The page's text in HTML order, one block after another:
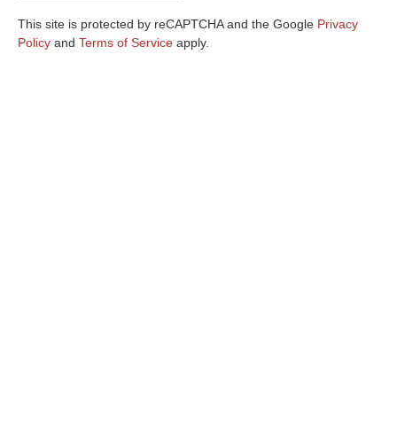
This site is protected by reCAPTCHA and the Google Privacy
Policy and Terms of Service apply.